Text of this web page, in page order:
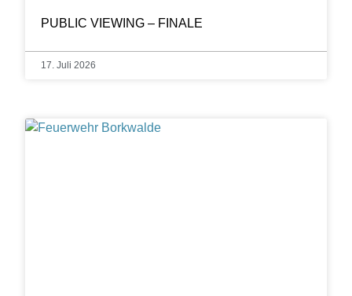
PUBLIC VIEWING – FINALE
17. Juli 2026